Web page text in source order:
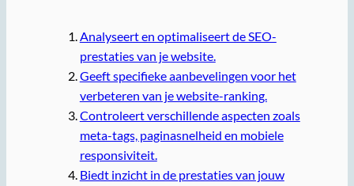
Analyseert en optimaliseert de SEO-
prestaties van je website.
Geeft specifieke aanbevelingen voor het
verbeteren van je website-ranking.
Controleert verschillende aspecten zoals
meta-tags, paginasnelheid en mobiele
responsiviteit.
Biedt inzicht in de prestaties van jouw